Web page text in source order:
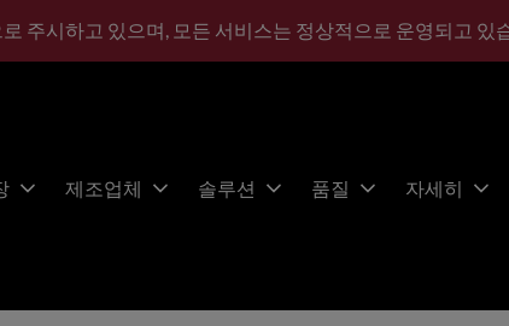
주시하고 있으며, 모든 서비스는 정상적으로 운영되고 있
제조업체 솔루션 품질 자세히